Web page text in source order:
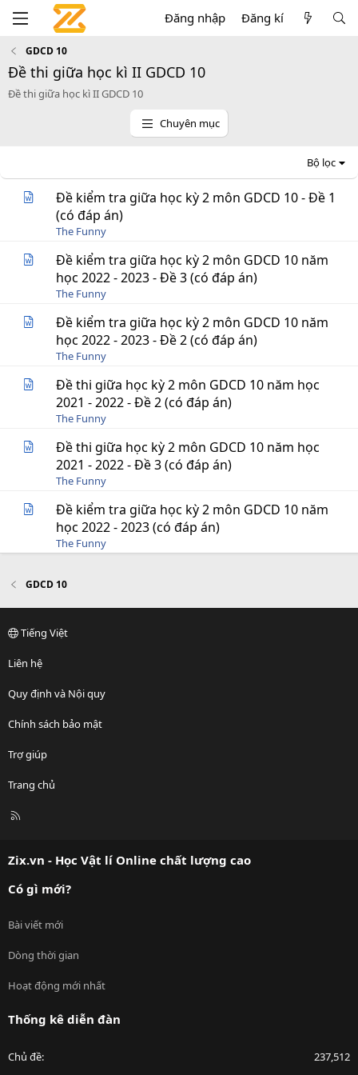
Đăng nhập Đăng kí
GDCD 10
Đề thi giữa học kì II GDCD 10
Đề thi giữa học kì II GDCD 10
Chuyên mục
Bộ lọc
Đề kiểm tra giữa học kỳ 2 môn GDCD 10 - Đề 1
(có đáp án)
The Funny
Đề kiểm tra giữa học kỳ 2 môn GDCD 10 năm
học 2022 - 2023 - Đề 3 (có đáp án)
The Funny
Đề kiểm tra giữa học kỳ 2 môn GDCD 10 năm
học 2022 - 2023 - Đề 2 (có đáp án)
The Funny
Đề thi giữa học kỳ 2 môn GDCD 10 năm học
2021 - 2022 - Đề 2 (có đáp án)
The Funny
Đề thi giữa học kỳ 2 môn GDCD 10 năm học
2021 - 2022 - Đề 3 (có đáp án)
The Funny
Đề kiểm tra giữa học kỳ 2 môn GDCD 10 năm
học 2022 - 2023 (có đáp án)
The Funny
GDCD 10
Tiếng Việt
Liên hệ
Quy định và Nội quy
Chính sách bảo mật
Trợ giúp
Trang chủ
R
Zix.vn - Học Vật lí Online chất lượng cao
Có gì mới?
Bài viết mới
Dòng thời gian
Hoạt động mới nhất
Thống kê diễn đàn
Chủ đề 237,512